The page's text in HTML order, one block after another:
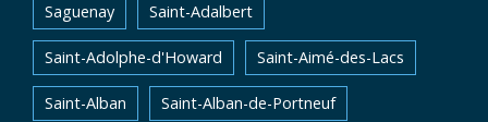
Saguenay Saint-Adalbert
Saint-Adolphe-d'Howard Saint-Aimé-des-Lacs
Saint-Alban Saint-Alban-de-Portneuf